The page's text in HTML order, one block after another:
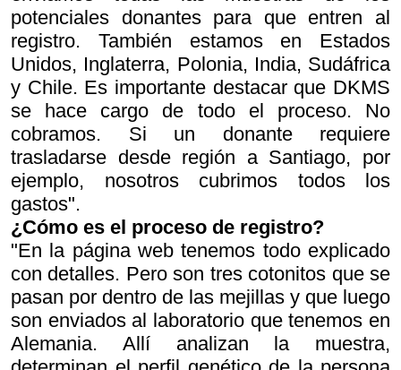
potenciales donantes para que entren al
registro. También estamos en Estados
Unidos, Inglaterra, Polonia, India, Sudáfrica
y Chile. Es importante destacar que DKMS
se hace cargo de todo el proceso. No
cobramos. Si un donante requiere
trasladarse desde región a Santiago, por
ejemplo, nosotros cubrimos todos los
gastos".
¿Cómo es el proceso de registro?
"En la página web tenemos todo explicado
con detalles. Pero son tres cotonitos que se
pasan por dentro de las mejillas y que luego
son enviados al laboratorio que tenemos en
Alemania. Allí analizan la muestra,